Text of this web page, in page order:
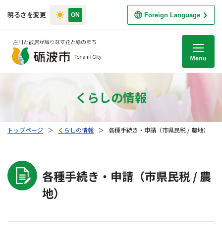
明るさを変更 Foreign Language
くらしの情報
トップページ ＞ くらしの情報 ＞ 各種手続き・申請（市県民税 / 農地）
各種手続き・申請（市県民税 / 農
地）